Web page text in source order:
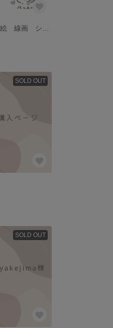
SOLD OUT
SOLD OUT